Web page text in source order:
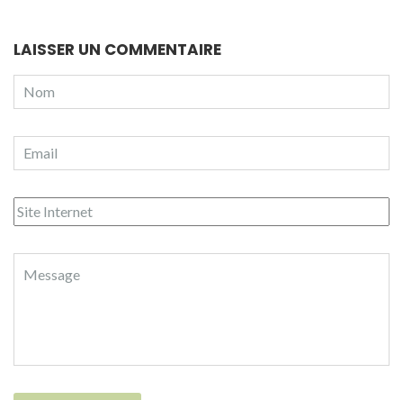
LAISSER UN COMMENTAIRE